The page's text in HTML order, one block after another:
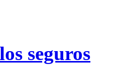
seguros